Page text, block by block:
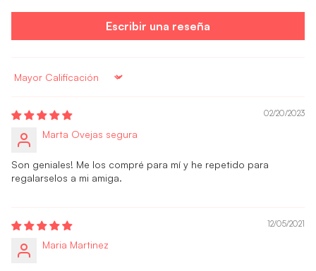
Escribir una reseña
Sort by
02/20/2023
Marta Ovejas segura
Son geniales! Me los compré para mí y he repetido para
regalarselos a mi amiga.
12/05/2021
Maria Martinez